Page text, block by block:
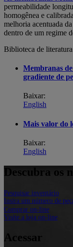
permeabilidade
homogênea e
melhoria acentuada
dentro de um regime
Biblioteca de literatura
Membranas
gradiente de
Baixar:
English
Mais valor do
Baixar:
English
Descubra os
Pesquisar inventário
Insira um número de
Comprar on-line
Visite a loja on-line
Acessar